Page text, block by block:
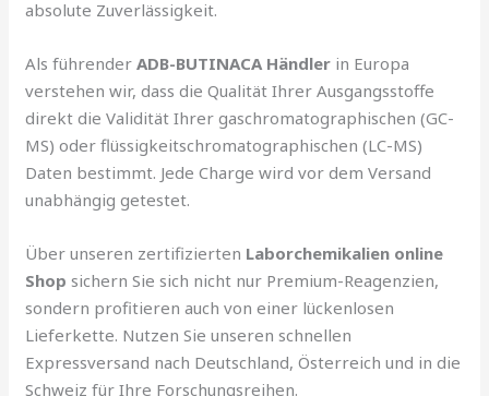
absolute Zuverlässigkeit.
Als führenderADB-BUTINACA Händler in Europa
verstehen wir, dass die Qualität Ihrer Ausgangsstoffe
direkt die Validität Ihrer gaschromatographischen (GC-
MS) oder flüssigkeitschromatographischen (LC-MS)
Daten bestimmt. Jede Charge wird vor dem Versand
unabhängig getestet.
Über unseren zertifizierten Laborchemikalien online
Shop sichern Sie sich nicht nur Premium-Reagenzien,
sondern profitieren auch von einer lückenlosen
Lieferkette. Nutzen Sie unseren schnellen
Expressversand nach Deutschland, Österreich und in die
Schweiz für Ihre Forschungsreihen.